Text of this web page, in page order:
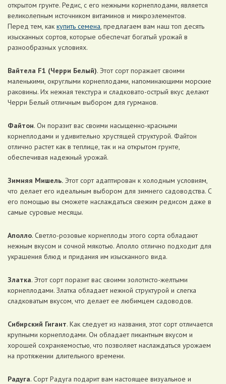
открытом грунте. Редис, с его нежными корнеплодами, является
великолепным источником витаминов и микроэлементов.
Перед тем, как купить семена, предлагаем вам наш топ десять
изысканных сортов, которые обеспечат богатый урожай в
разнообразных условиях.
Вайтела F1 (Черри Белый). Этот сорт поражает своими
маленькими, округлыми корнеплодами, напоминающими морские
раковины. Их нежная текстура и сладковато-острый вкус делают
Черри Белый отличным выбором для гурманов.
Файтон. Он поразит вас своими насыщенно-красными
корнеплодами и удивительно хрустящей структурой. Файтон
отлично растет как в теплице, так и на открытом грунте,
обеспечивая надежный урожай.
Зимняя Мишель. Этот сорт адаптирован к холодным условиям,
что делает его идеальным выбором для зимнего садоводства. С
его помощью вы сможете наслаждаться свежим редисом даже в
самые суровые месяцы.
Аполло. Светло-розовые корнеплоды этого сорта обладают
нежным вкусом и сочной мякотью. Аполло отлично подходит для
украшения блюд и придания им изысканного вида.
Златка. Этот сорт поразит вас своими золотисто-желтыми
корнеплодами. Златка обладает нежной структурой и слегка
сладковатым вкусом, что делает ее любимцем садоводов.
Сибирский Гигант. Как следует из названия, этот сорт отличается
крупными корнеплодами. Он обладает пикантным вкусом и
хорошей сохраняемостью, что позволяет наслаждаться урожаем
на протяжении длительного времени.
Радуга. Сорт Радуга подарит вам настоящее визуальное и